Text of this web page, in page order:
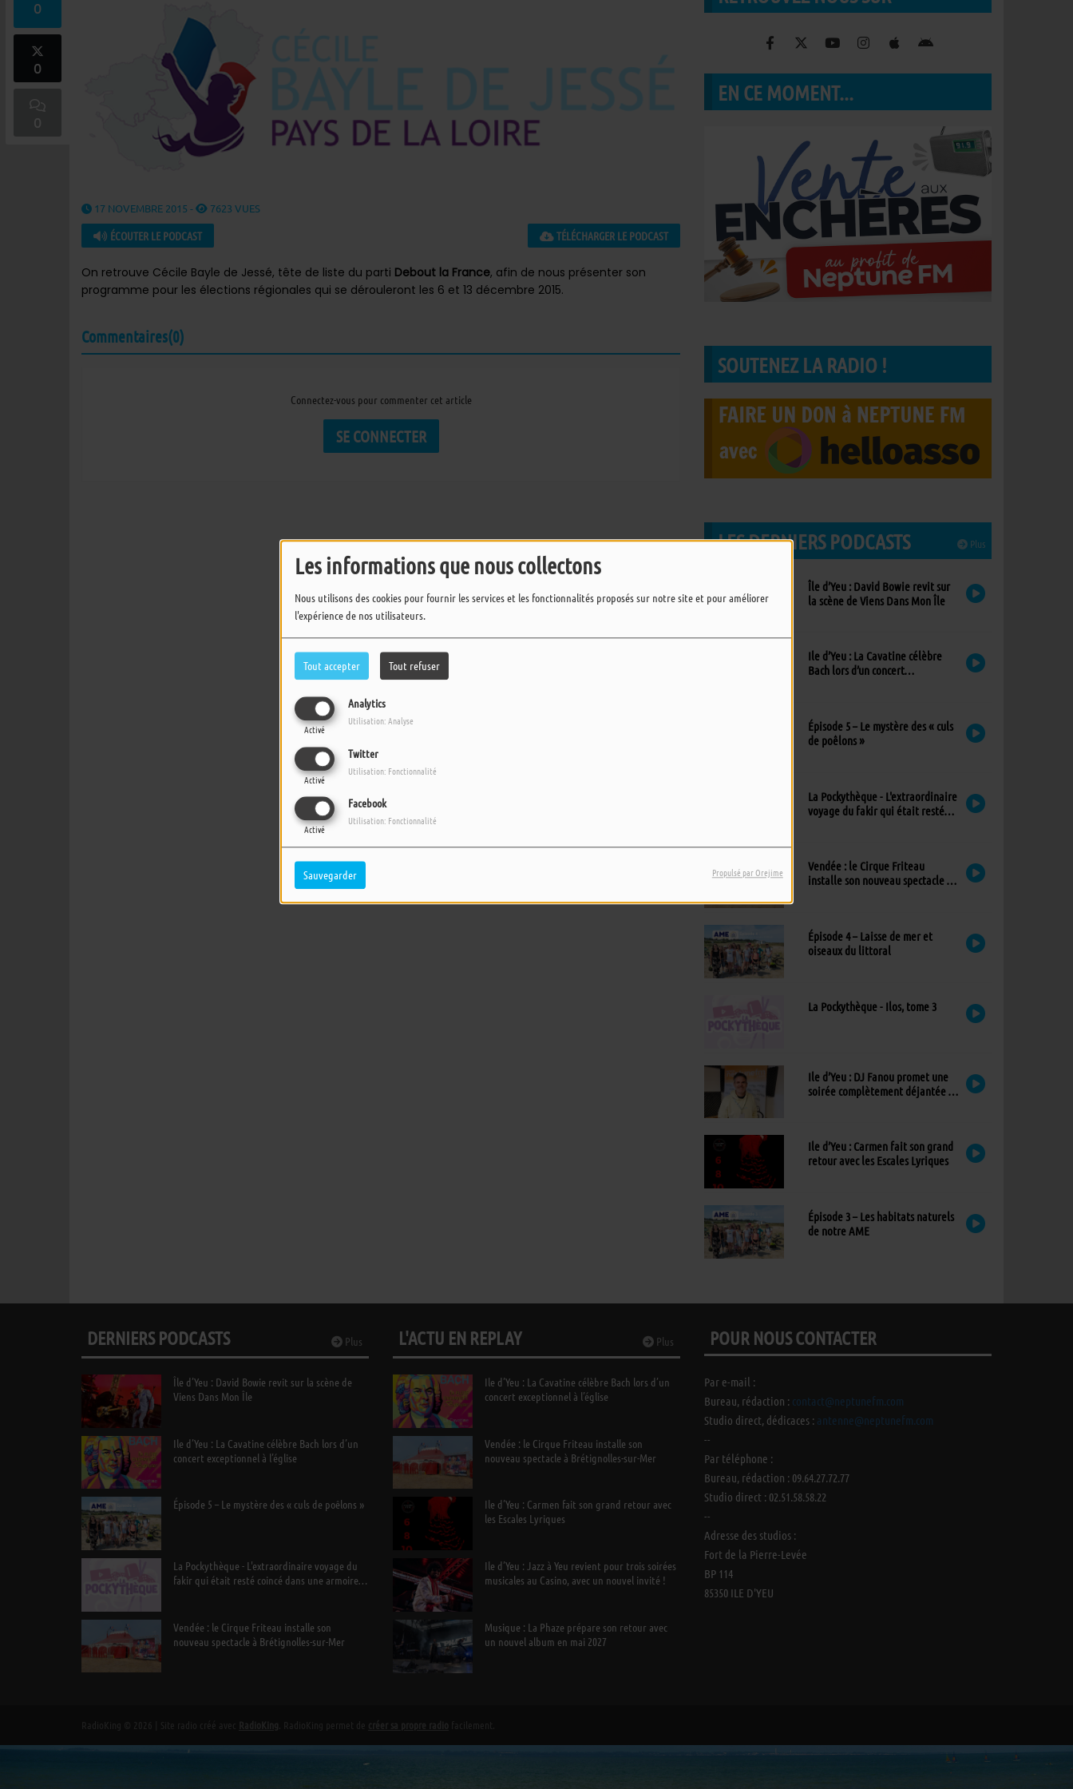
Les informations que nous collectons
Nous utilisons des cookies pour fournir les services et les fonctionnalités proposés sur notre site et pour améliorer
l'expérience de nos utilisateurs.
Tout accepter Tout refuser
Analytics
Activé
Utilisation: Analyse
Twitter
Activé
Utilisation: Fonctionnalité
Facebook
Activé
Utilisation: Fonctionnalité
Sauvegarder Propulsé par Orejime
0
0
0
17 NOVEMBRE 2015 - 7623 VUES
ÉCOUTER LE PODCAST TÉLÉCHARGER LE PODCAST
On retrouve Cécile Bayle de Jessé, tête de liste du parti Debout la France, afin de nous présenter son
programme pour les élections régionales qui se dérouleront les 6 et 13 décembre 2015.
Commentaires(0)
Connectez-vous pour commenter cet article
SE CONNECTER
EN CE MOMENT...
SOUTENEZ LA RADIO !
Plus
LES DERNIERS PODCASTS
Île d’Yeu : David Bowie revit sur
la scène de Viens Dans Mon Île
Ile d’Yeu : La Cavatine célèbre
Bach lors d’un concert
Épisode 5 – Le mystère des « culs
de poêlons »
La Pockythèque - L'extraordinaire
voyage du fakir qui était resté
Vendée : le Cirque Friteau
installe son nouveau spectacle à
Épisode 4 – Laisse de mer et
oiseaux du littoral
La Pockythèque - Ilos, tome 3
Ile d’Yeu : DJ Fanou promet une
soirée complètement déjantée à
Ile d’Yeu : Carmen fait son grand
retour avec les Escales Lyriques
Épisode 3 – Les habitats naturels
de notre AME
Plus
DERNIERS PODCASTS
Île d’Yeu : David Bowie revit sur la scène de
Viens Dans Mon Île
Ile d’Yeu : La Cavatine célèbre Bach lors d’un
concert exceptionnel à l’église
Épisode 5 – Le mystère des « culs de poêlons »
La Pockythèque - L'extraordinaire voyage du
fakir qui était resté coincé dans une armoire
Vendée : le Cirque Friteau installe son
nouveau spectacle à Brétignolles-sur-Mer
Plus
L'ACTU EN REPLAY
Ile d’Yeu : La Cavatine célèbre Bach lors d’un
concert exceptionnel à l’église
Vendée : le Cirque Friteau installe son
nouveau spectacle à Brétignolles-sur-Mer
Ile d’Yeu : Carmen fait son grand retour avec
les Escales Lyriques
Ile d’Yeu : Jazz à Yeu revient pour trois soirées
musicales au Casino, avec un nouvel invité !
Musique : La Phaze prépare son retour avec
un nouvel album en mai 2027
POUR NOUS CONTACTER
Par e-mail :
Bureau, rédaction : contact@neptunefm.com
Studio direct, dédicaces : antenne@neptunefm.com
--
Par téléphone :
Bureau, rédaction : 09.64.27.72.77
Studio direct : 02.51.58.58.22
--
Adresse des studios :
Fort de la Pierre-Levée
BP 114
85350 ILE D'YEU